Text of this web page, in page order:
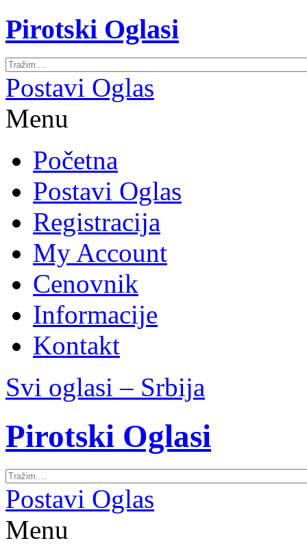
Pirotski Oglasi
Postavi Oglas
Menu
Početna
Postavi Oglas
Registracija
My Account
Cenovnik
Informacije
Kontakt
Svi oglasi – Srbija
Pirotski Oglasi
Postavi Oglas
Menu